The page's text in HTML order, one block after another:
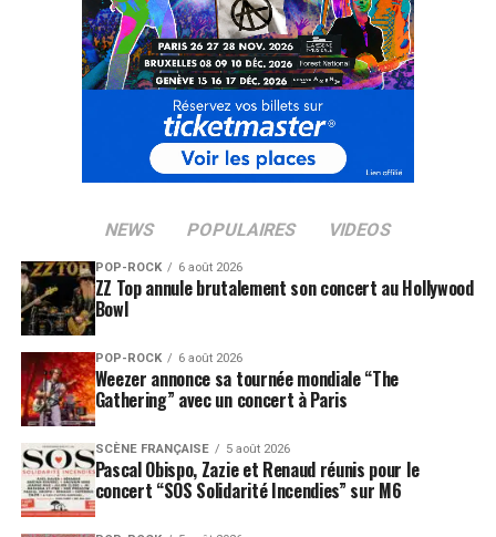
NEWS POPULAIRES VIDEOS
POP-ROCK 6 août 2026
ZZ Top annule brutalement son concert au Hollywood
Bowl
POP-ROCK 6 août 2026
Weezer annonce sa tournée mondiale “The
Gathering” avec un concert à Paris
SCÈNE FRANÇAISE 5 août 2026
Pascal Obispo, Zazie et Renaud réunis pour le
concert “SOS Solidarité Incendies” sur M6